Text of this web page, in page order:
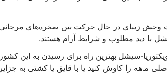
می‌توان حیات وحش زیبای در حال حرکت بین صخره‌های
با دید مطلوب و شرایط آرام هستند.
ویکتوریا-سیشل بهترین راه برای رسیدن به این کشور
ماهه را کاوش کنید یا با قایق یا کشتی به جزایر